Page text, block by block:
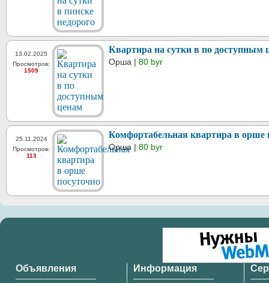
13.02.2025
Просмотров:
1509
Квартира на сутки в по доступным
Орша | 80 byr
25.11.2024
Просмотров:
113
Комфортабельная квартира в орше
Орша | 80 byr
Объявления Информация